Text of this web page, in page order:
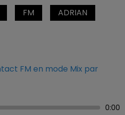
FM
ADRIAN
FM en mode Mix par
0:00